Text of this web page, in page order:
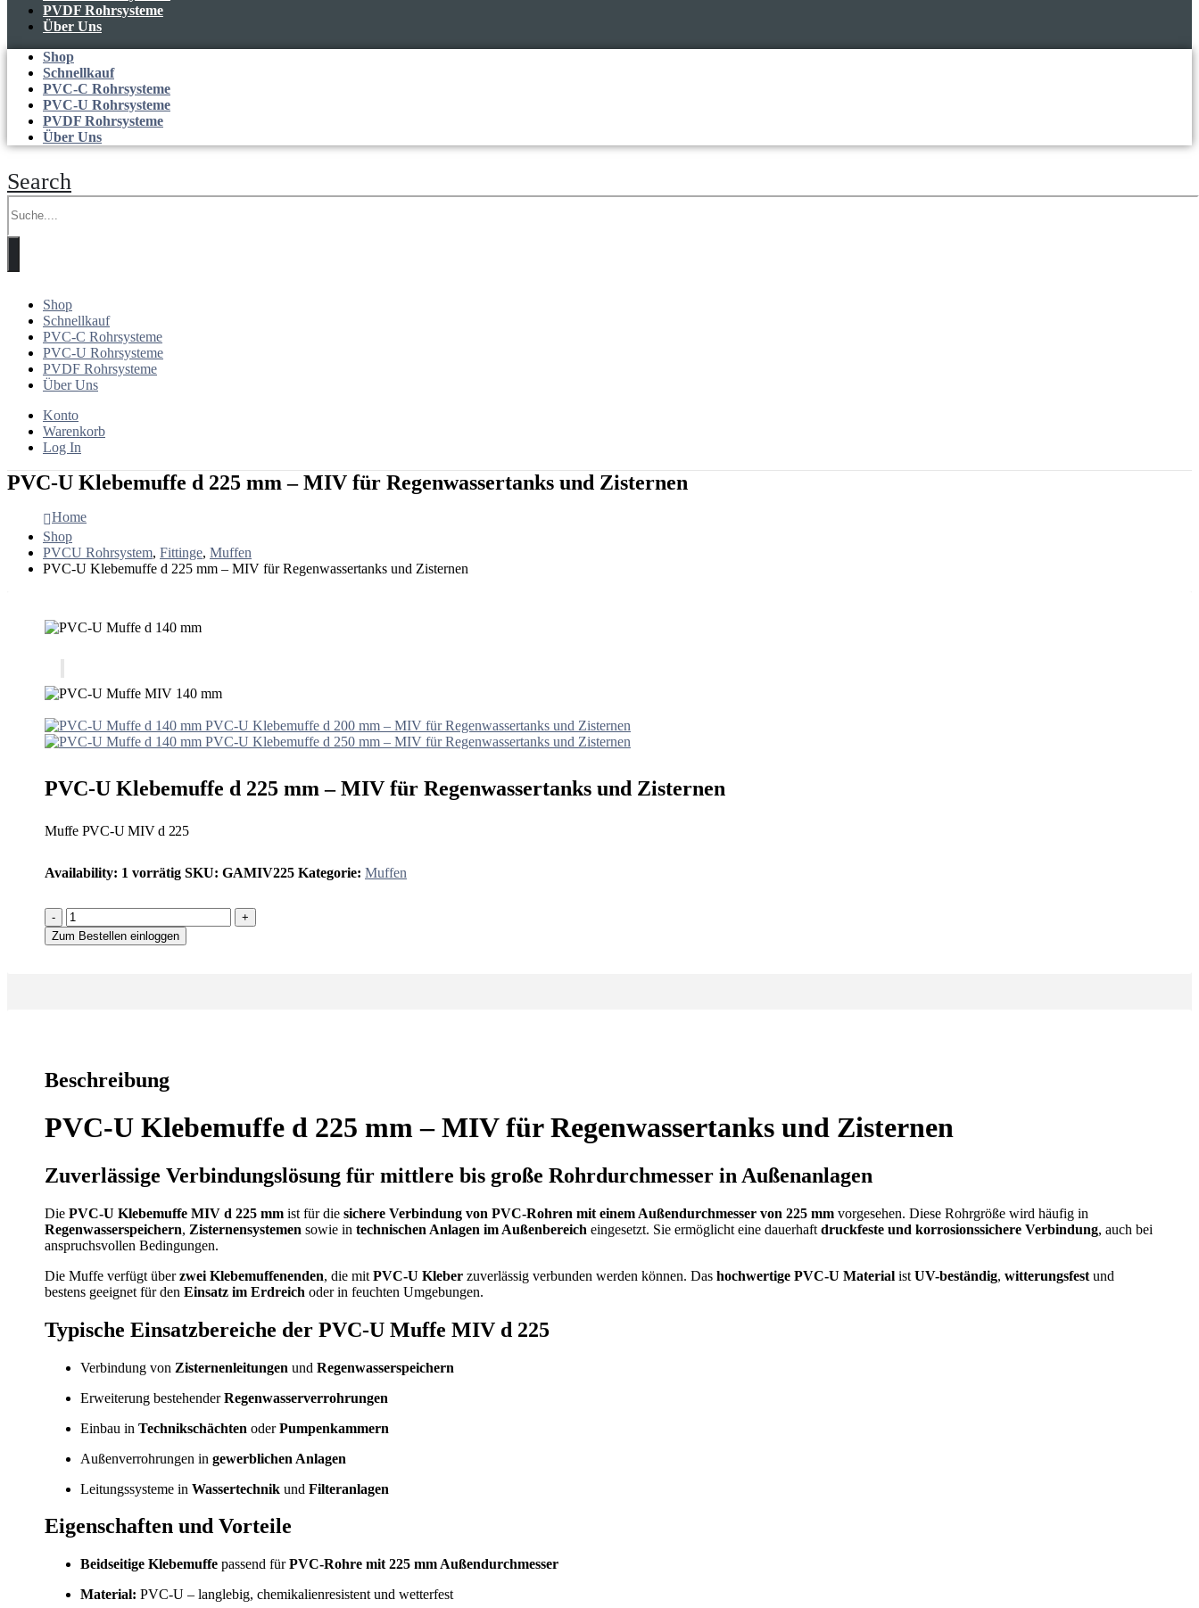
PVDF Rohrsysteme
Über Uns
Shop
Schnellkauf
PVC-C Rohrsysteme
PVC-U Rohrsysteme
PVDF Rohrsysteme
Über Uns
Search
Shop
Schnellkauf
PVC-C Rohrsysteme
PVC-U Rohrsysteme
PVDF Rohrsysteme
Über Uns
Konto
Warenkorb
Log In
PVC-U Klebemuffe d 225 mm – MIV für Regenwassertanks und Zisternen
Home
Shop
PVCU Rohrsystem, Fittinge, Muffen
PVC-U Klebemuffe d 225 mm – MIV für Regenwassertanks und Zisternen
PVC-U Klebemuffe d 200 mm – MIV für Regenwassertanks und Zisternen
PVC-U Klebemuffe d 250 mm – MIV für Regenwassertanks und Zisternen
PVC-U Klebemuffe d 225 mm – MIV für Regenwassertanks und Zisternen
Muffe PVC-U MIV d 225
Availability: 1 vorrätig SKU: GAMIV225 Kategorie: Muffen
-
+
Zum Bestellen einloggen
Beschreibung
PVC-U Klebemuffe d 225 mm – MIV für Regenwassertanks und Zisternen
Zuverlässige Verbindungslösung für mittlere bis große Rohrdurchmesser in Außenanlagen
Die PVC-U Klebemuffe MIV d 225 mm ist für die sichere Verbindung von PVC-Rohren mit einem Außendurchmesser von 225 mm vorgesehen. Diese Rohrgröße wird häufig in
Regenwasserspeichern, Zisternensystemen sowie in technischen Anlagen im Außenbereich eingesetzt. Sie ermöglicht eine dauerhaft druckfeste und korrosionssichere Verbindung, auch bei
anspruchsvollen Bedingungen.
Die Muffe verfügt überzwei Klebemuffenenden, die mit PVC-U Kleber zuverlässig verbunden werden können. Das hochwertige PVC-U Material ist UV-beständig, witterungsfest und
bestens geeignet für den Einsatz im Erdreich oder in feuchten Umgebungen.
Typische Einsatzbereiche der PVC-U Muffe MIV d 225
Verbindung von Zisternenleitungen und Regenwasserspeichern
Erweiterung bestehenderRegenwasserverrohrungen
Einbau in Technikschächten oderPumpenkammern
Außenverrohrungen in gewerblichen Anlagen
Leitungssysteme in Wassertechnik und Filteranlagen
Eigenschaften und Vorteile
Beidseitige Klebemuffe passend fürPVC-Rohre mit 225 mm Außendurchmesser
Material: PVC-U – langlebig, chemikalienresistent und wetterfest